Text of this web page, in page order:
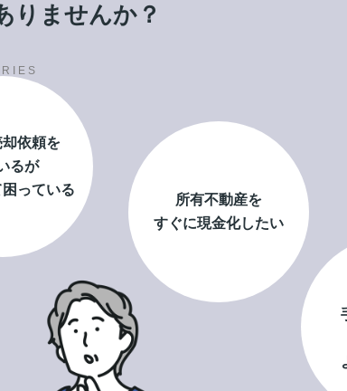
りませんか？
依頼を
るが
っている
所有不動産を
すぐに現金化したい